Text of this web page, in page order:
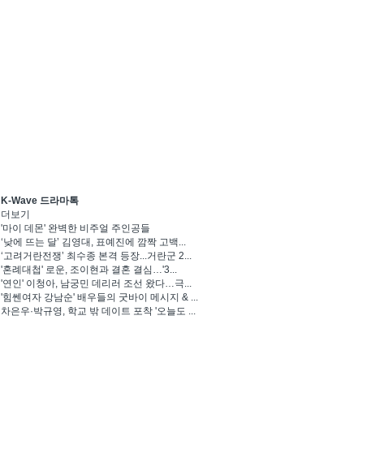
K-Wave 드라마톡
더보기
'마이 데몬' 완벽한 비주얼 주인공들
‘낮에 뜨는 달’ 김영대, 표예진에 깜짝 고백...
‘고려거란전쟁’ 최수종 본격 등장...거란군 2...
'혼례대첩' 로운, 조이현과 결혼 결심…'3...
'연인' 이청아, 남궁민 데리러 조선 왔다…극...
'힘쎈여자 강남순' 배우들의 굿바이 메시지 & ...
차은우·박규영, 학교 밖 데이트 포착 '오늘도 ...